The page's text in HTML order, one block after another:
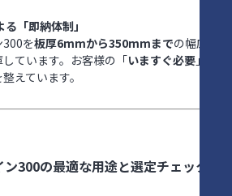
「即納体制」
を板厚6mmから350mmまでの幅広
ています。お客様の「いますぐ必要」
えています。
300の最適な用途と選定チェック